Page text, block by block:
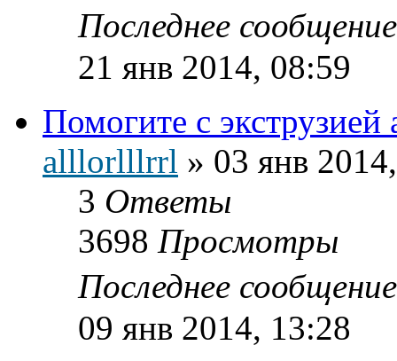
Последнее
21 янв 2014, 08:59
Помогите с экструзией
alllorlllrrl » 03 янв
3 Ответы
3698 Просмотры
Последнее
09 янв 2014, 13:28